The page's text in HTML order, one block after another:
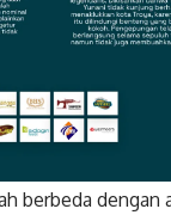
berbeda dengan